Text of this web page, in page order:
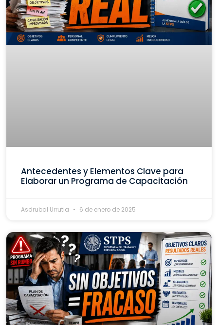
Antecedentes y Elementos Clave para
Elaborar un Programa de Capacitación
Asdrubal Urrutia 6 de enero de 2025